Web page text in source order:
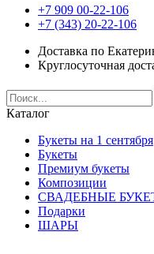
+7 909 00-22-106
+7 (343) 20-22-106
Доставка по
Круглосуточная
Каталог
Букеты на 1 сентября
Букеты
Премиум букеты
Композиции
СВАДЕБНЫЕ
Подарки
ШАРЫ